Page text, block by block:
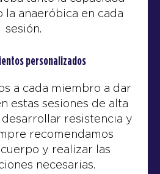
la anaeróbica en cada
sesión.
personalizados
a cada miembro a dar
estas sesiones de alta
resistencia y
recomendamos
y realizar las
necesarias.